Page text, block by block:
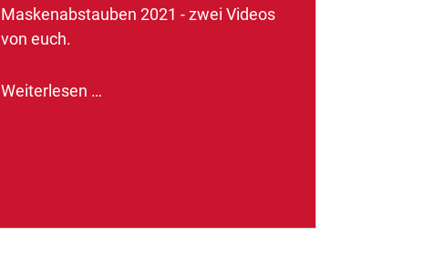
Maskenabstauben 2021 - zwei Videos
von euch.
Weiterlesen …